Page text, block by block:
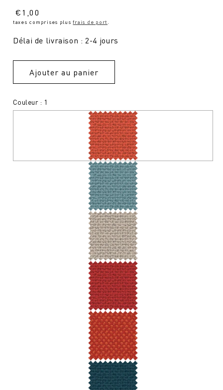
Prix
normal
€1,00
taxes comprises plusfrais de port
Délai de livraison : 2-4 jours
Ajouter au panier
Couleur : 1